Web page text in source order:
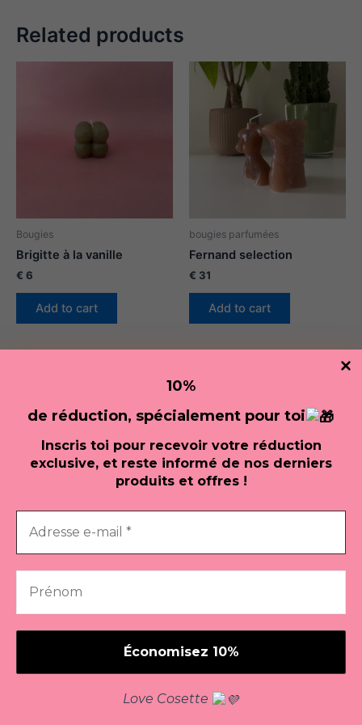
10%
de réduction, spécialement pour toi
Inscris toi pour recevoir votre réduction
exclusive, et reste informé de nos derniers
produits et offres !
Love Cosette
Related products
Bougies
Brigitte à la vanille
€ 6
Add to cart
bougies parfumées
Fernand selection
€ 31
Add to cart
Bougies
Jannine à la vanille
€9
Messieurs
€12
Copyright Cosette La Bougie 2023